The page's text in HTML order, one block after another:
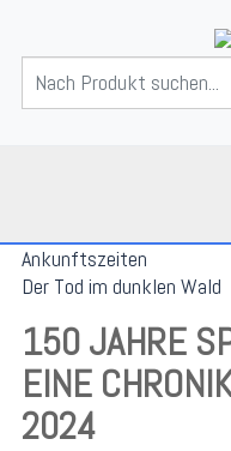
Ankunftszeiten
Der Tod im dunklen Wald
150 JAHRE
EINE
2024